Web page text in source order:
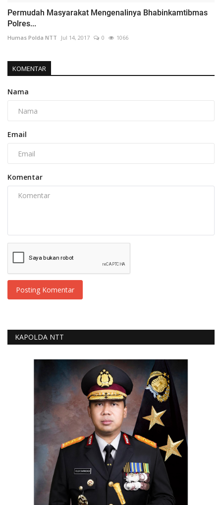
Permudah Masyarakat Mengenalinya Bhabinkamtibmas
Polres...
Humas Polda NTT Jul 14, 2017 0 1066
KOMENTAR
Nama
Email
Komentar
Posting Komentar
KAPOLDA NTT